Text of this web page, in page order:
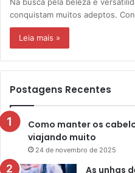
conquistam muitos adeptos.
Leia mais »
Postagens Recentes
Como manter os
viajando muito
24 de novembro de 2025
As unhas